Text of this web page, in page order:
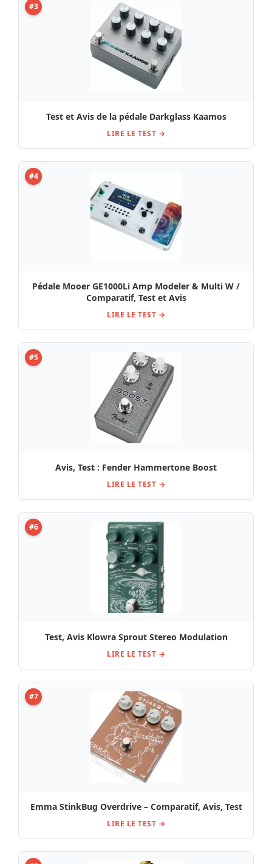
#3
Test et Avis de la pédale Darkglass Kaamos
LIRE LE TEST →
#4
Pédale Mooer GE1000Li Amp Modeler & Multi W /
Comparatif, Test et Avis
LIRE LE TEST →
#5
Avis, Test : Fender Hammertone Boost
LIRE LE TEST →
#6
Test, Avis Klowra Sprout Stereo Modulation
LIRE LE TEST →
#7
Emma StinkBug Overdrive – Comparatif, Avis, Test
LIRE LE TEST →